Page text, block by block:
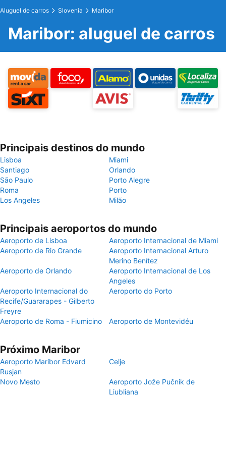
Aluguel de carros Slovenia Maribor
Maribor: aluguel de carros
Principais destinos do mundo
Lisboa
Miami
Santiago
Orlando
São Paulo
Porto Alegre
Roma
Porto
Los Angeles
Milão
Principais aeroportos do mundo
Aeroporto de Lisboa
Aeroporto Internacional de Miami
Aeroporto de Rio Grande
Aeroporto Internacional Arturo
Merino Benítez
Aeroporto de Orlando
Aeroporto Internacional de Los
Angeles
Aeroporto Internacional do
Recife/Guararapes - Gilberto
Freyre
Aeroporto do Porto
Aeroporto de Roma - Fiumicino Aeroporto de Montevidéu
Próximo Maribor
Aeroporto Maribor Edvard
Rusjan
Celje
Novo Mesto
Aeroporto Jože Pučnik de
Liubliana